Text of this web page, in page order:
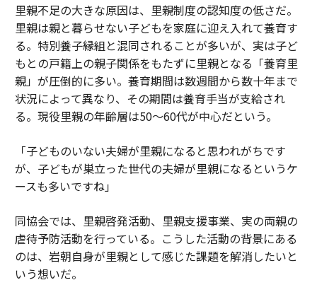
里親不足の大きな原因は、里親制度の認知度の低さだ。
里親は親と暮らせない子どもを家庭に迎え入れて養育す
る。特別養子縁組と混同されることが多いが、実は子ど
もとの戸籍上の親子関係をもたずに里親となる「養育里
親」が圧倒的に多い。養育期間は数週間から数十年まで
状況によって異なり、その期間は養育手当が支給され
る。現役里親の年齢層は50～60代が中心だという。
「子どものいない夫婦が里親になると思われがちです
が、子どもが巣立った世代の夫婦が里親になるというケ
ースも多いですね」
同協会では、里親啓発活動、里親支援事業、実の両親の
虐待予防活動を行っている。こうした活動の背景にある
のは、岩朝自身が里親として感じた課題を解消したいと
いう想いだ。